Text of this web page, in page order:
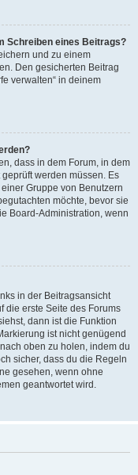
Schreiben eines Beitrags?
und zu einem
Den gesicherten Beitrag
verwalten“ in deinem
dass in dem Forum, in dem
werden müssen. Es
Gruppe von Benutzern
möchte, bevor sie
Board-Administration, wenn
in der Beitragsansicht
die erste Seite des Forums
dann ist die Funktion
ist nicht genügend
oben zu holen, indem du
sicher, dass du die Regeln
gesehen, wenn ohne
geantwortet wird.